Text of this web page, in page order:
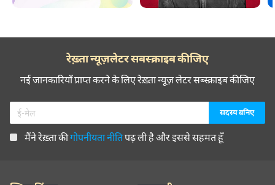
रेख़्ता न्यूज़लेटर सबस्क्राइब कीजिए
नई जानकारियाँ प्राप्त करने के लिए रेख़्ता न्यूज़ लेटर सब्स्क्राइब कीजिए
मैंने रेख़्ता कीगोपनीयता नीतिपढ़ ली है और इससे सहमत हूँ